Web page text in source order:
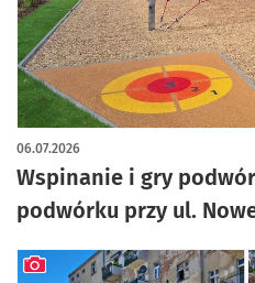
Wspinanie i gry
podwórku przy ul.
06.07.2026